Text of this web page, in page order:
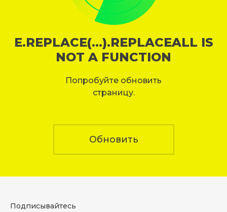
E.REPLACE(...).REPLACEALL IS
NOT A FUNCTION
Попробуйте обновить
страницу.
Обновить
Подписывайтесь